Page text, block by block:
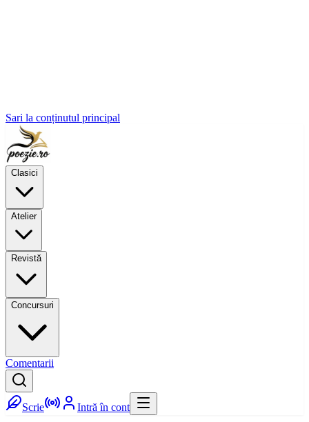
Sari la conținutul principal
Clasici
Atelier
Revistă
Concursuri
Comentarii
Scrie Intră în cont